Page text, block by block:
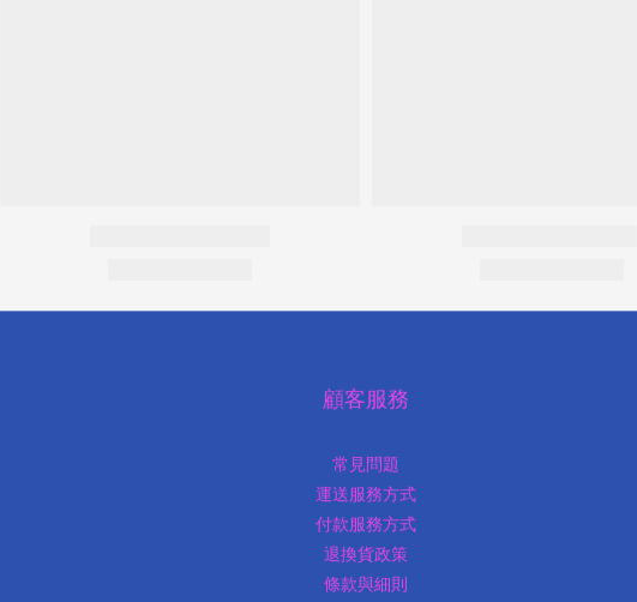
顧客服務
常見問題
運送服務方式
付款服務方式
退換貨政策
條款與細則